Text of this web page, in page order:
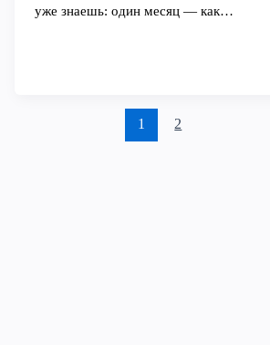
уже знаешь: один месяц — как…
1 2